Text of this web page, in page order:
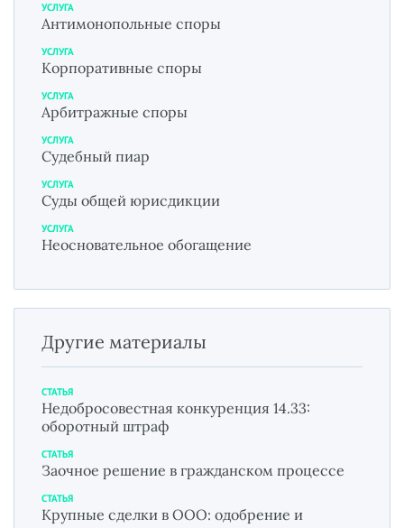
УСЛУГА
Антимонопольные споры
УСЛУГА
Корпоративные споры
УСЛУГА
Арбитражные споры
УСЛУГА
Судебный пиар
УСЛУГА
Суды общей юрисдикции
УСЛУГА
Неосновательное обогащение
Другие материалы
СТАТЬЯ
Недобросовестная конкуренция 14.33:
оборотный штраф
СТАТЬЯ
Заочное решение в гражданском процессе
СТАТЬЯ
Крупные сделки в ООО: одобрение и